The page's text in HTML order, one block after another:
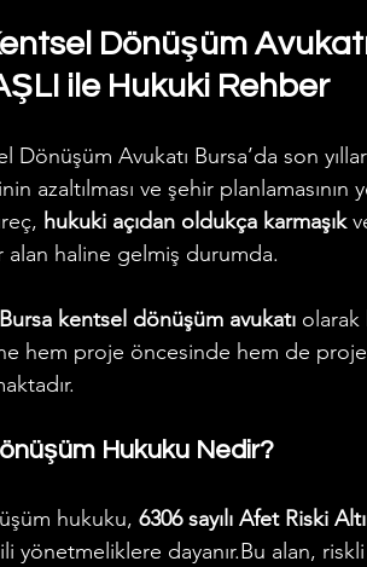
Dönüşüm
ile Hukuki Rehber
Dönüşüm Avukatı Bursa’da son
azaltılması ve şehir planlamasının
hukuki açıdan oldukça karmaşık
alan haline gelmiş durumda.
Bursa kentsel dönüşüm avukatı olarak
hem proje öncesinde hem de
Hukuku Nedir?
hukuku, 6306 sayılı Afet Riski
yönetmeliklere dayanır.Bu alan,